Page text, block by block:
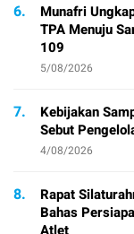
6.
Munafri
TPA Menuju
109
5/08/2026
7.
Kebijakan
Sebut
4/08/2026
8.
Rapat
Bahas